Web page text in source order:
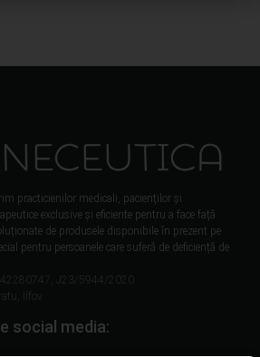
practicienilor medicali, pacienților și
exclusive și eficiente pentru a face față
de produsele disponibile în prezent pe
pentru persoanele care suferă de deficiență de
42280747, J23/5944/2020
Ilfov
social media: